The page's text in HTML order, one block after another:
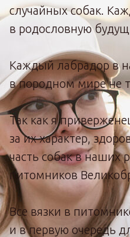
случайных собак.
в родословную
Каждый лабрадор в
в породном мире не
Так как я
за их характер,
часть собак в наших
питомников
Все вязки в
и в первую очередь